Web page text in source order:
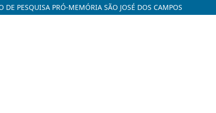
DE PESQUISA PRÓ-MEMÓRIA SÃO JOSÉ DOS CAMPOS